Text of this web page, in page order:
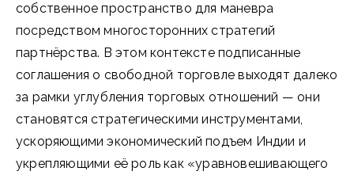
собственное пространство для маневра
посредством многосторонних стратегий
партнёрства. В этом контексте подписанные
соглашения о свободной торговле выходят далеко
за рамки углубления торговых отношений — они
становятся стратегическими инструментами,
ускоряющими экономический подъем Индии и
укрепляющими её роль как «уравновешивающего